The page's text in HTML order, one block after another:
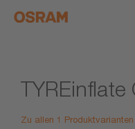
Zu allen 1 Produktvarianten